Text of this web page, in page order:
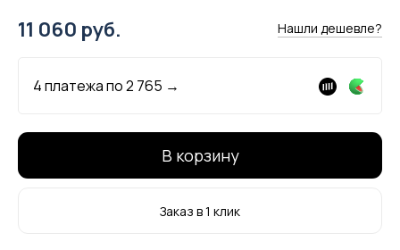
11 060 руб. Нашли дешевле?
4 платежа по2 765 →
В корзину
Заказ в 1 клик